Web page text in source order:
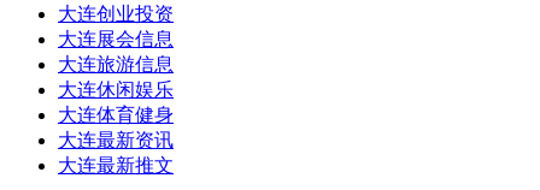
大连创业投资
大连展会信息
大连旅游信息
大连休闲娱乐
大连体育健身
大连最新资讯
大连最新推文